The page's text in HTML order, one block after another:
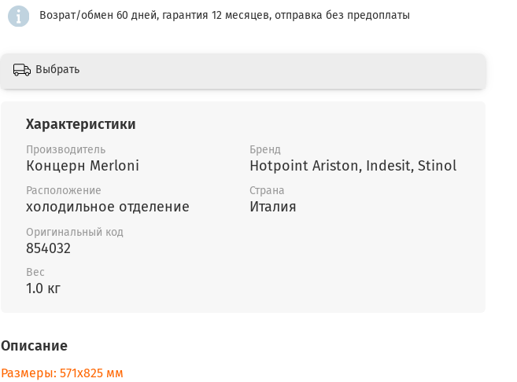
Возрат/обмен 60 дней, гарантия 12 месяцев, отправка без предоплаты
Выбрать
Характеристики
Производитель
Концерн Merloni
Бренд
Hotpoint Ariston, Indesit, Stinol
Расположение
холодильное отделение
Страна
Италия
Оригинальный код
854032
Вес
1.0 кг
Описание
Размеры: 571х825 мм